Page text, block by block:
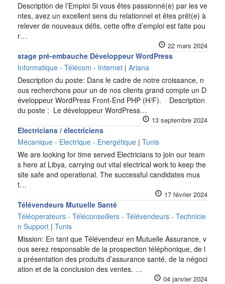
Description de l’Emploi Si vous êtes passionné(e) par les ve
ntes, avez un excellent sens du relationnel et êtes prêt(e) à
relever de nouveaux défis, cette offre d’emploi est faite pou
r…
22 mars 2024
stage pré-embauche Développeur WordPress
Informatique - Télécom - Internet | Ariana
Description du poste: Dans le cadre de notre croissance, n
ous recherchons pour un de nos clients grand compte un D
éveloppeur WordPress Front-End PHP (H/F). Description
du poste : Le développeur WordPress…
13 septembre 2024
Electricians / électriciens
Mécanique - Electrique - Energétique | Tunis
We are looking for time served Electricians to join our team
s here at Libya, carrying out vital electrical work to keep the
site safe and operational. The successful candidates mus
t…
17 février 2024
Télévendeurs Mutuelle Santé
Téléoperateurs - Téléconseillers - Télévendeurs - Technicie
n Support | Tunis
Mission: En tant que Télévendeur en Mutuelle Assurance, v
ous serez responsable de la prospection téléphonique, de l
a présentation des produits d’assurance santé, de la négoci
ation et de la conclusion des ventes. …
04 janvier 2024